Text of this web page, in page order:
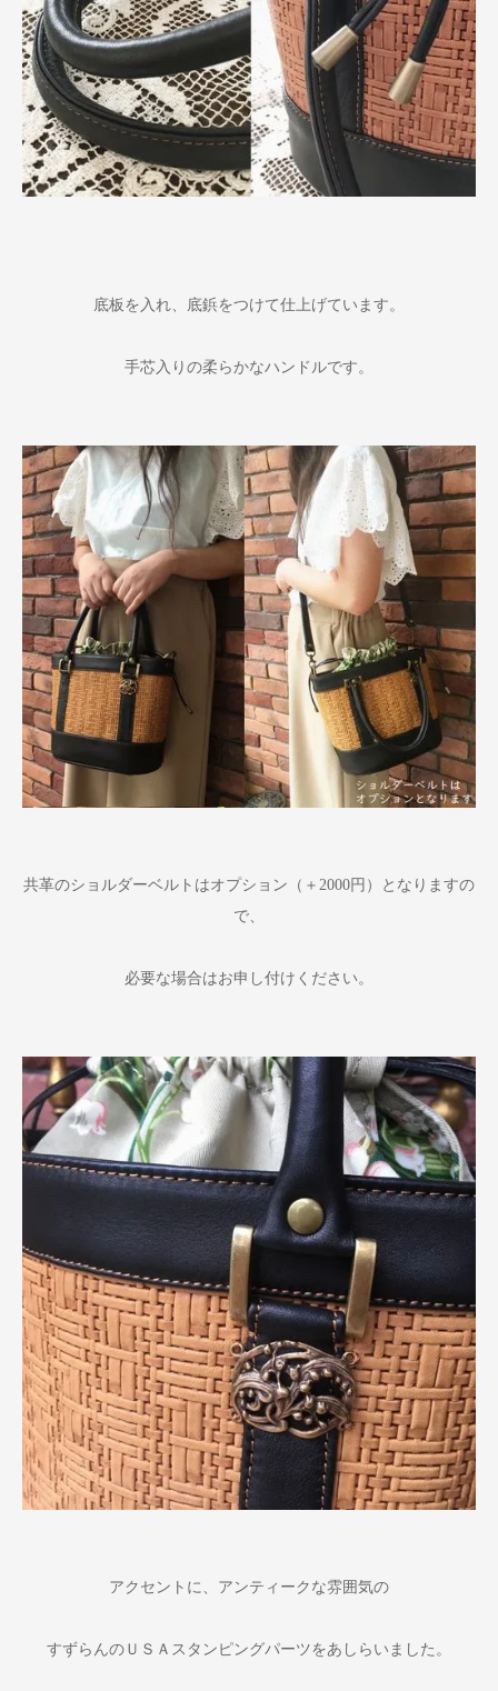
底板を入れ、底鋲をつけて仕上げています。
手芯入りの柔らかなハンドルです。
共革のショルダーベルトはオプション（＋2000円）となりますの
で、
必要な場合はお申し付けください。
アクセントに、アンティークな雰囲気の
すずらんのＵＳＡスタンピングパーツをあしらいました。